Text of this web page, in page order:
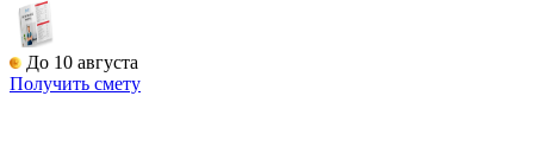
До 10 августа
Получить смету